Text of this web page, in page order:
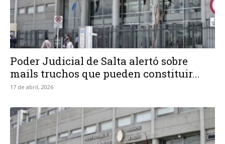
Poder Judicial de Salta alertó sobre
mails truchos que pueden constituir...
17 de abril, 2026